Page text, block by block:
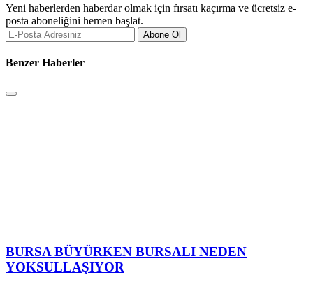
Yeni haberlerden haberdar olmak için fırsatı kaçırma ve ücretsiz e-
posta aboneliğini hemen başlat.
Abone Ol
Benzer Haberler
BURSA BÜYÜRKEN BURSALI NEDEN
YOKSULLAŞIYOR